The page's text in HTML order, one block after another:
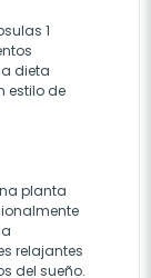
1
dieta
estilo de
planta
relajantes
del sueño.